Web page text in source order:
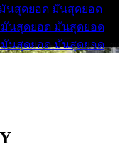
นสุดยอด มันสุดยอด
นสุดยอด มันสุดยอด
นสุดยอด มันสุดยอด